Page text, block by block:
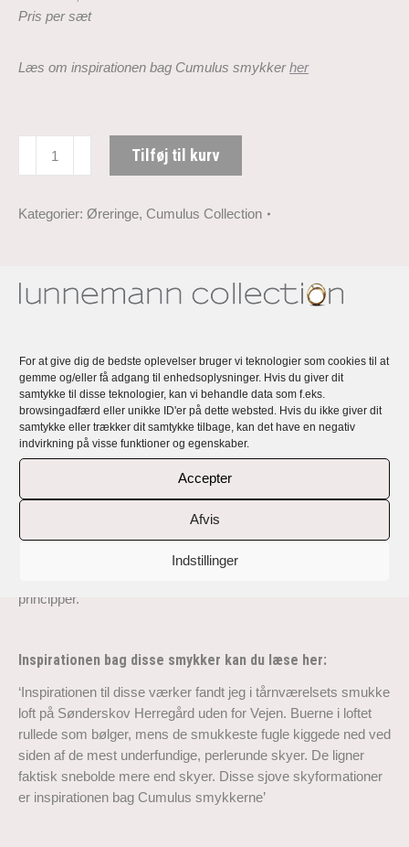
For at give dig de bedste oplevelser bruger vi teknologier som cookies til at
gemme og/eller få adgang til enhedsoplysninger. Hvis du giver dit
samtykke til disse teknologier, kan vi behandle data som f.eks.
browsingadfærd eller unikke ID'er på dette websted. Hvis du ikke giver dit
samtykke eller trækker dit samtykke tilbage, kan det have en negativ
indvirkning på visse funktioner og egenskaber.
Accepter
Afvis
Indstillinger
Pris per sæt
Læs om inspirationen bag Cumulus smykkerher
diamant
Tilføj til kurv
Kategorier: Øreringe, Cumulus Collection
Lunnemann Cumulus – en kollektion af
håndlavede, eksklusive, unikke og
personlige smykker
Rikke Lunnemanns smykker er håndlavede, eksklusive,
unikke og alle personlige med en fortælling og et budskab.
Lunnemann Cumulus er en kollektion af ringe, ørering,
halskæder og vedhæng, der alle er håndlavet i 18 karat
genbrugsguld og sølv med top kvalitet responsible sourced
principper.
Inspirationen bag disse smykker kan du læse her:
‘Inspirationen til disse værker fandt jeg i tårnværelsets smukke
loft på Sønderskov Herregård uden for Vejen. Buerne i loftet
rullede som bølger, mens de smukkeste fugle kiggede ned ved
siden af de mest underfundige, perlerunde skyer. De ligner
faktisk snebolde mere end skyer. Disse sjove skyformationer
er inspirationen bag Cumulus smykkerne’